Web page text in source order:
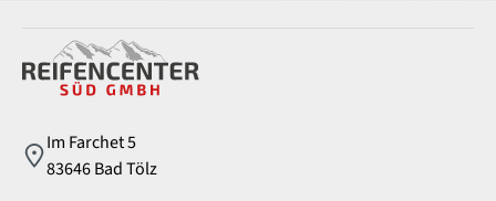
Im Farchet 5
83646 Bad Tölz